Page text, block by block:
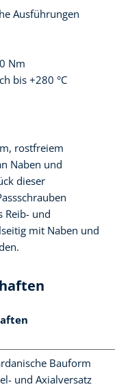
Ausführungen
Nm
bis +280 °C
rostfreiem
Naben und
dieser
Reib- und
mit Naben und
Bauform
und Axialversatz